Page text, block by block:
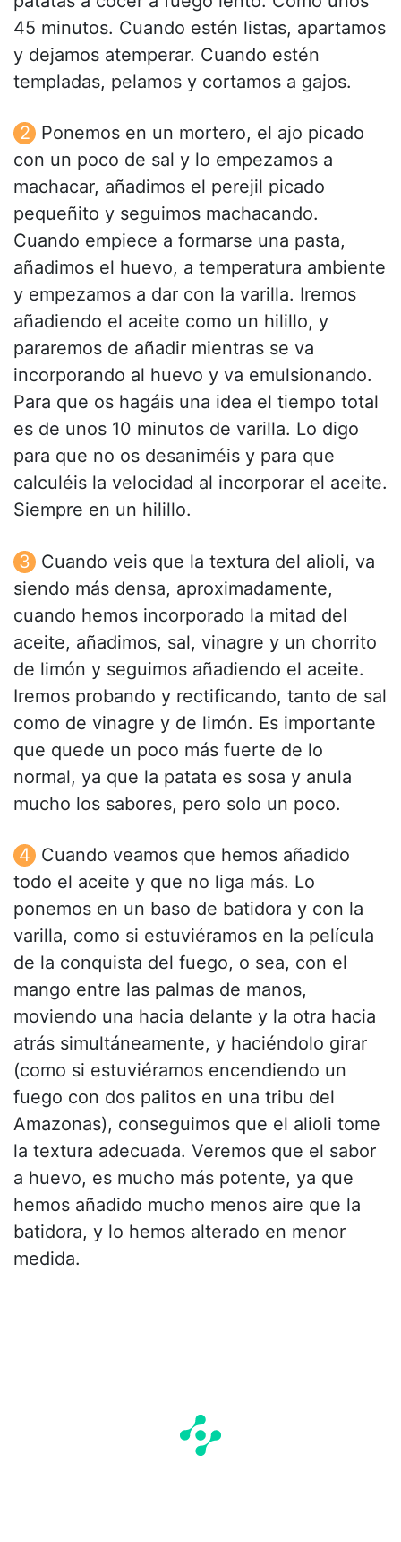
45 minutos. Cuando estén listas, apartamos
y dejamos atemperar. Cuando estén
templadas, pelamos y cortamos a gajos.
Ponemos en un mortero, el ajo picado
con un poco de sal y lo empezamos a
machacar, añadimos el perejil picado
pequeñito y seguimos machacando.
Cuando empiece a formarse una pasta,
añadimos el huevo, a temperatura ambiente
y empezamos a dar con la varilla. Iremos
añadiendo el aceite como un hilillo, y
pararemos de añadir mientras se va
incorporando al huevo y va emulsionando.
Para que os hagáis una idea el tiempo total
es de unos 10 minutos de varilla. Lo digo
para que no os desaniméis y para que
calculéis la velocidad al incorporar el aceite.
Siempre en un hilillo.
Cuando veis que la textura del alioli, va
siendo más densa, aproximadamente,
cuando hemos incorporado la mitad del
aceite, añadimos, sal, vinagre y un chorrito
de limón y seguimos añadiendo el aceite.
Iremos probando y rectificando, tanto de sal
como de vinagre y de limón. Es importante
que quede un poco más fuerte de lo
normal, ya que la patata es sosa y anula
mucho los sabores, pero solo un poco.
Cuando veamos que hemos añadido
todo el aceite y que no liga más. Lo
ponemos en un baso de batidora y con la
varilla, como si estuviéramos en la película
de la conquista del fuego, o sea, con el
mango entre las palmas de manos,
moviendo una hacia delante y la otra hacia
atrás simultáneamente, y haciéndolo girar
(como si estuviéramos encendiendo un
fuego con dos palitos en una tribu del
Amazonas), conseguimos que el alioli tome
la textura adecuada. Veremos que el sabor
a huevo, es mucho más potente, ya que
hemos añadido mucho menos aire que la
batidora, y lo hemos alterado en menor
medida.